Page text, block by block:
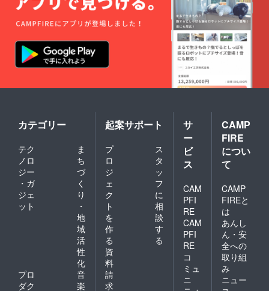
カテゴリー
テク
ノロ
ジー
・ガ
ジェ
ット
ま
ち
づ
く
り
・
地
域
活
性
化
プロ
ダク
音
楽
起案サポート
プ
ロ
ジ
ェ
ク
ト
を
作
る
ス
タ
ッ
フ
に
相
談
す
る
資
料
請
求
サ
ー
ビ
ス
CAM
PFI
RE
CAM
PFI
RE
コ
ミュ
ニ
CAMP
FIRE
につい
て
CAMP
FIREと
は
あんし
ん・安
全への
取り組
み
ニュー